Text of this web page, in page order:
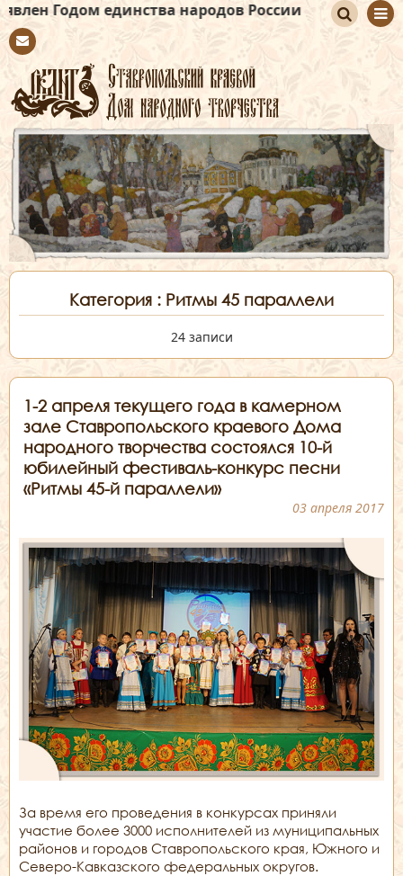
народов России
tact
иск
Категория : Ритмы 45 параллели
24 записи
1-2 апреля текущего года в камерном
зале Ставропольского краевого Дома
народного творчества состоялся 10-й
юбилейный фестиваль-конкурс песни
«Ритмы 45-й параллели»
03 апреля 2017
За время его проведения в конкурсах приняли
участие более 3000 исполнителей из муниципальных
районов и городов Ставропольского края, Южного и
Северо-Кавказского федеральных округов.